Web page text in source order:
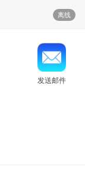
离线
发送邮件